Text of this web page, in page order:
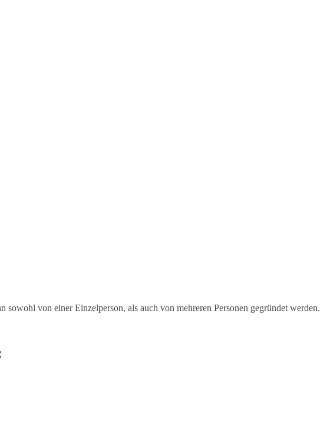
von einer Einzelperson, als auch von mehreren Personen gegründet werden.